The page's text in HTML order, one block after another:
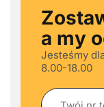
a my
Jesteśmy
8.00-18.00